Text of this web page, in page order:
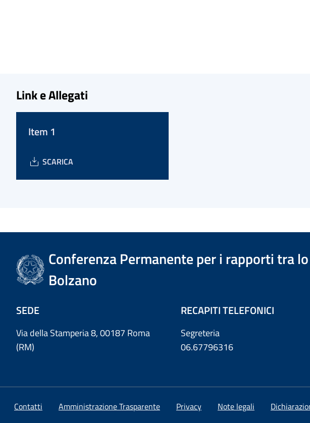
Link e Allegati
Item 1
SCARICA
Conferenza Permanente per i rapporti tra
Bolzano
SEDE
Via della Stamperia 8, 00187 Roma
(RM)
RECAPITI TELEFONICI
Segreteria
06.67796316
Contatti Amministrazione Trasparente Privacy Note legali